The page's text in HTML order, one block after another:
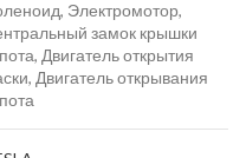
Электромотор,
замок крышки
Двигатель открытия
Двигатель открывания